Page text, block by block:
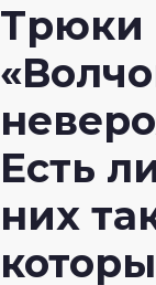
Трюки
Есть
них